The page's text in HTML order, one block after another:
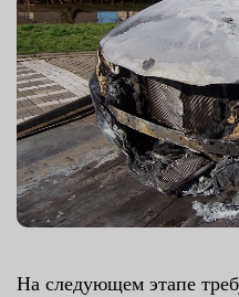
На следующем этапе